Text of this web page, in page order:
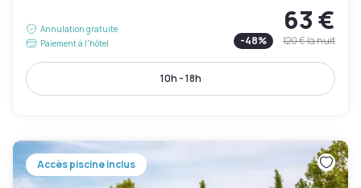
Annulation gratuite
Paiement à l'hôtel
63 €
-48% 120 €la nuit
10h - 18h
Accès piscine inclus